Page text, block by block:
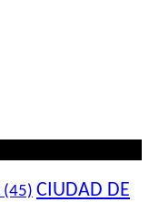
(45) CIUDAD DE